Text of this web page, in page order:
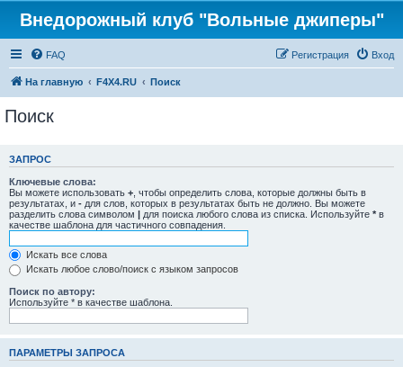
Внедорожный клуб "Вольные джиперы"
FAQ Вход
Регистрация
На главную F4X4.RU Поиск
Поиск
ЗАПРОС
Ключевые слова:
Вы можете использовать + , чтобы определить слова, которые должны быть в
результатах, и - для слов, которых в результатах быть не должно. Вы можете
разделить слова символом | для поиска любого слова из списка. Используйте * в
качестве шаблона для частичного совпадения.
Искать все слова
Искать любое слово/поиск с языком запросов
Поиск по автору:
Используйте * в качестве шаблона.
ПАРАМЕТРЫ ЗАПРОСА